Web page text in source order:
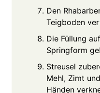
Den
Teigboden
Die Füllung
Springform
Streusel
Mehl, Zimt
Händen